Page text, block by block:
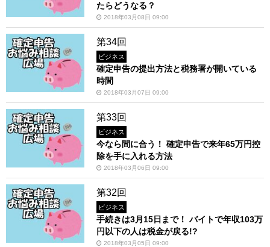
たらどうなる？
2018年03月08日 09:00
第34回
ビジネス
確定申告の提出方法と税務署が開いている
時間
2018年03月07日 09:00
第33回
ビジネス
今なら間に合う！ 確定申告で来年65万円控
除を手に入れる方法
2018年03月06日 09:00
第32回
ビジネス
手続きは3月15日まで！ バイトで年収103万
円以下の人は税金が戻る!?
2018年03月05日 09:00